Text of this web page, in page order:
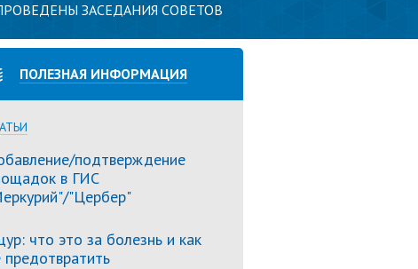
ЗАСЕДАНИЯ СОВЕТОВ
ПОЛЕЗНАЯ ИНФОРМАЦИЯ
подтверждение
в ГИС
"Цербер"
что это за болезнь и как
предотвратить